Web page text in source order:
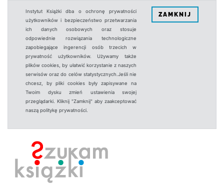
Instytut Książki dba o ochronę prywatności
użytkowników i bezpieczeństwo przetwarzania
ich danych osobowych oraz stosuje
odpowiednie rozwiązania technologiczne
zapobiegające ingerencji osób trzecich w
prywatność użytkowników. Używamy także
plików cookies, by ułatwić korzystanie z naszych
serwisów oraz do celów statystycznych.Jeśli nie
chcesz, by pliki cookies były zapisywane na
Twoim dysku zmień ustawienia swojej
przeglądarki. Kliknij "Zamknij" aby zaakceptować
naszą politykę prywatności.
ZAMKNIJ